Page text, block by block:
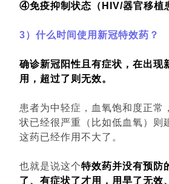
④免疫抑制状态（HIV/器官移植
3）什么时间使用新冠特效药？
确诊新冠阳性且有症状，在出现
用，超过了则无效。
患者为中轻症，血氧饱和度正常
状已经很严重（比如低血氧）则
这药已经作用不大了。
也就是说这个特效药并没有预防
了、有症状了才用，用早了无效